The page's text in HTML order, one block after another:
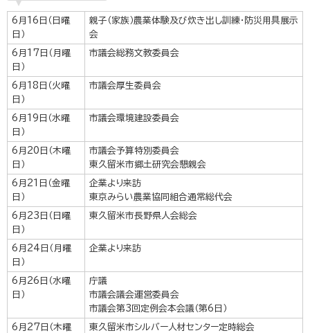
6月16日（日曜
日）
親子（家族）農業体験及び炊き出し訓練・防災用具展示
会
6月17日（月曜
日）
市議会総務文教委員会
6月18日（火曜
日）
市議会厚生委員会
6月19日（水曜
日）
市議会環境建設委員会
6月20日（木曜
日）
市議会予算特別委員会
東久留米市郷土研究会懇親会
6月21日（金曜
日）
企業より来訪
東京みらい農業協同組合通常総代会
6月23日（日曜
日）
東久留米市長野県人会総会
6月24日（月曜
日）
企業より来訪
6月26日（水曜
日）
庁議
市議会議会運営委員会
市議会第3回定例会本会議（第6日）
6月27日（木曜
東久留米市シルバー人材センター定時総会